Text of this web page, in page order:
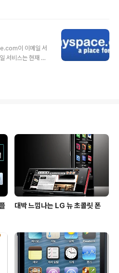
미 공군 대위 출신
Sullenberger)입
뉴욕 라구아디아
려 들어가면서 엔
명을 무사히 구해
이 이메일 서
서비스는 현재 개
공됩니다. 마이
inc.com으
의 이메일 주소를
될거라는 증거라고
스를 시작하면 순식
다고 합니다. 마이
대박 느낌나는 LG 뉴 초콜릿 폰